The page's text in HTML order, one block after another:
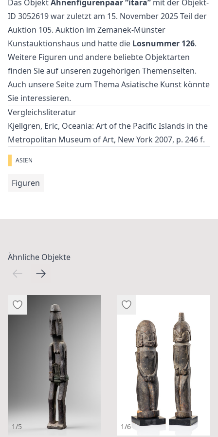
Das ObjektAhnenfigurenpaar “itara” mit der Objekt-
ID 3052619 war zuletzt am 15. November 2025 Teil der
Auktion 105. Auktion im Zemanek-Münster
Kunstauktionshaus und hatte die Losnummer 126.
Weitere Figuren und andere beliebte Objektarten
finden Sie auf unseren zugehörigen Themenseiten.
Auch unsere Seite zum Thema Asiatische Kunst könnte
Sie interessieren.
Vergleichsliteratur
Kjellgren, Eric, Oceania: Art of the Pacific Islands in the
Metropolitan Museum of Art, New York 2007, p. 246 f.
ASIEN
Figuren
Ähnliche Objekte
1/5 1/6